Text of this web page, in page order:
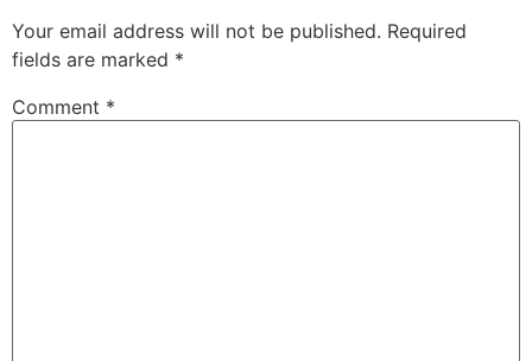
Your email address will not be published. Required
fields are marked *
Comment *